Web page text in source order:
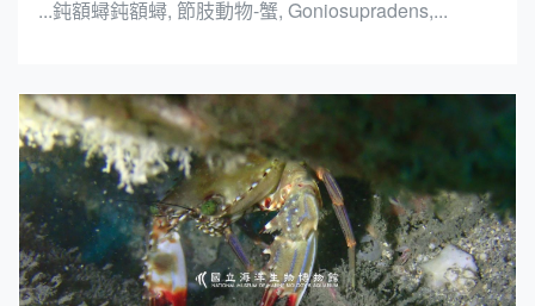
...鈍額蟳鈍額蟳, 節肢動物-蟹, Goniosupradens,...